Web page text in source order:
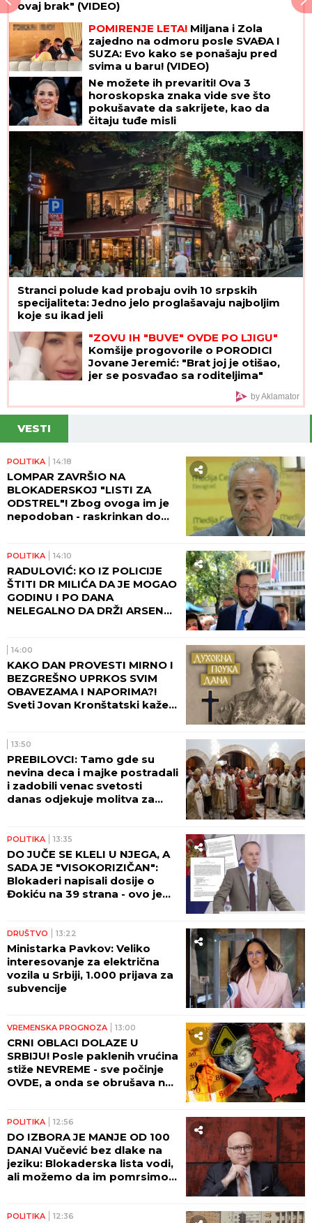
ovaj brak" (VIDEO)
POMIRENJE LETA! Miljana i Zola
zajedno na odmoru posle SVAĐA I
SUZA: Evo kako se ponašaju pred
svima u baru! (VIDEO)
Ne možete ih prevariti! Ova 3
horoskopska znaka vide sve što
pokušavate da sakrijete, kao da
čitaju tuđe misli
Stranci polude kad probaju ovih 10 srpskih
specijaliteta: Jedno jelo proglašavaju najboljim
koje su ikad jeli
"ZOVU IH "BUVE" OVDE PO LJIGU"
Komšije progovorile o PORODICI
Jovane Jeremić: "Brat joj je otišao,
jer se posvađao sa roditeljima"
by Aklamator
VESTI
POLITIKA 14:18
LOMPAR ZAVRŠIO NA
BLOKADERSKOJ "LISTI ZA
ODSTREL"! Zbog ovoga im je
nepodoban - raskrinkan do
POLITIKA 14:10
RADULOVIĆ: KO IZ POLICIJE
ŠTITI DR MILIĆA DA JE MOGAO
GODINU I PO DANA
NELEGALNO DA DRŽI ARSENAL
14:00
KAKO DAN PROVESTI MIRNO I
BEZGREŠNO UPRKOS SVIM
OBAVEZAMA I NAPORIMA?!
Sveti Jovan Kronštatski kaže
13:50
PREBILOVCI: Tamo gde su
nevina deca i majke postradali
i zadobili venac svetosti
danas odjekuje molitva za
POLITIKA 13:35
DO JUČE SE KLELI U NJEGA, A
SADA JE "VISOKORIZIČAN":
Blokaderi napisali dosije o
Đokiću na 39 strana - ovo je
DRUŠTVO 13:22
Ministarka Pavkov: Veliko
interesovanje za električna
vozila u Srbiji, 1.000 prijava za
subvencije
VREMENSKA PROGNOZA 13:00
CRNI OBLACI DOLAZE U
SRBIJU! Posle paklenih vrućina
stiže NEVREME - sve počinje
OVDE, a onda se obrušava na
POLITIKA 12:56
DO IZBORA JE MANJE OD 100
DANA! Vučević bez dlake na
jeziku: Blokaderska lista vodi,
ali možemo da im pomrsimo
POLITIKA 12:36